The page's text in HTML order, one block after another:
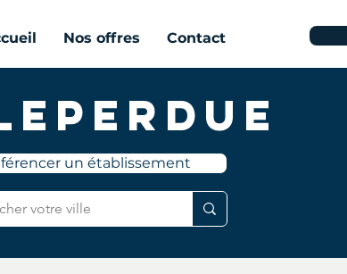
Nos offres Contact
un établissement